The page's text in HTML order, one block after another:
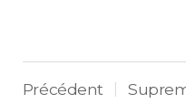
Précédent